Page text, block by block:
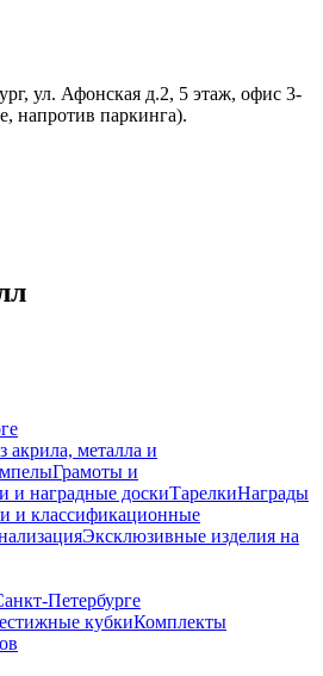
ул. Афонская д.2, 5 этаж, офис 3-
напротив паркинга).
акрила, металла и
Грамоты и
и наградные доскиТарелкиНаграды
и классификационные
Эксклюзивные изделия на
Петербурге
кубкиКомплекты